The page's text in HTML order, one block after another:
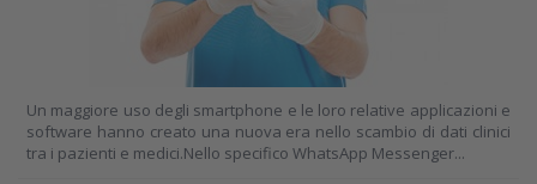
Un maggiore uso degli smartphone e le loro relative applicazioni e
software hanno creato una nuova era nello scambio di dati clinici
tra i pazienti e medici.Nello specifico WhatsApp Messenger...